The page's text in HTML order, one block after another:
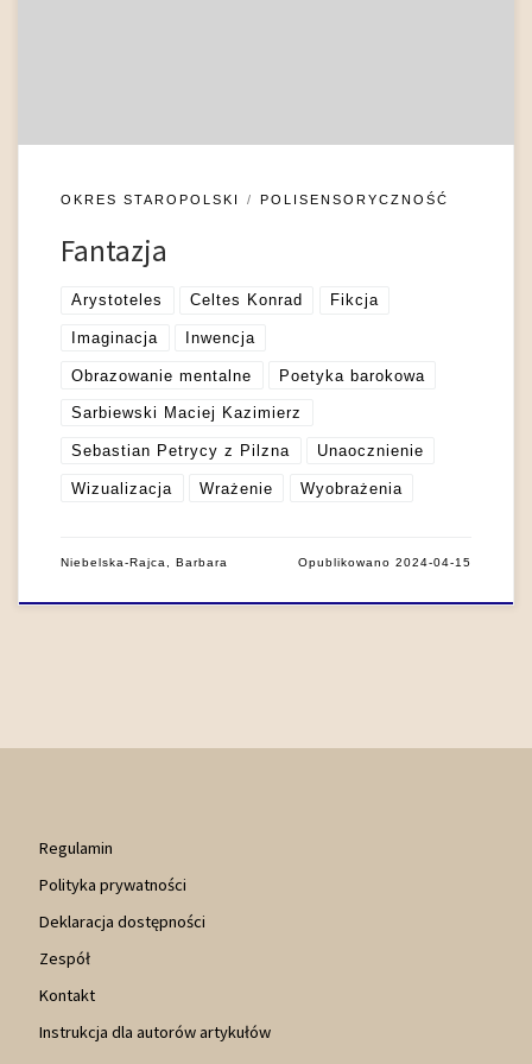
OKRES STAROPOLSKI POLISENSORYCZNOŚĆ
Fantazja
Arystoteles Celtes Konrad Fikcja
Imaginacja Inwencja
Obrazowanie mentalne Poetyka barokowa
Sarbiewski Maciej Kazimierz
Sebastian Petrycy z Pilzna Unaocznienie
Wizualizacja Wrażenie Wyobrażenia
Niebelska-Rajca, Barbara Opublikowano2024-04-15
Regulamin
Polityka prywatności
Deklaracja dostępności
Zespół
Kontakt
Instrukcja dla autorów artykułów